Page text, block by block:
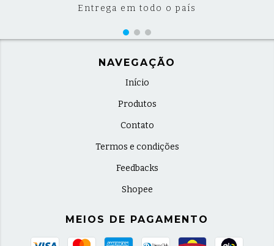
Entrega em todo o país
NAVEGAÇÃO
Início
Produtos
Contato
Termos e condições
Feedbacks
Shopee
MEIOS DE PAGAMENTO